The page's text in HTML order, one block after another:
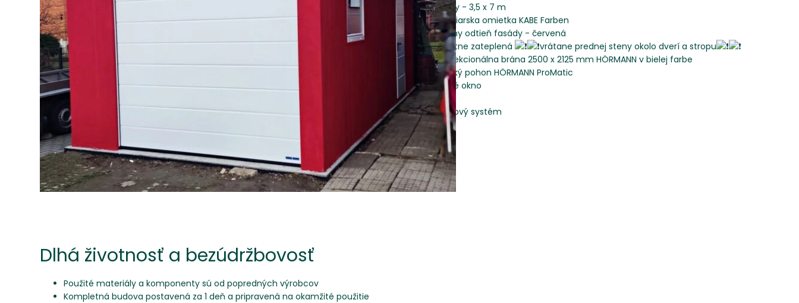
Rozmery - 3,5 x 7 m
švajčiarska omietka KABE Farben
špeciálny odtieň fasády - červená
kompletne zateplená
vrátane prednej steny okolo dverí a stropu
široká sekcionálna brána 2500 x 2125 mm HÖRMANN v bielej farbe
elektrický pohon HÖRMANN ProMatic
plastové okno
1x dvere
odkvapový systém
Dlhá životnosť a bezúdržbovosť
Použité materiály a komponenty sú od popredných výrobcov
Kompletná budova postavená za 1 deň a pripravená na okamžité použitie